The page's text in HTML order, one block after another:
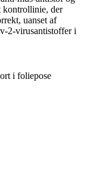
kontrollinie, der
uanset af
2-virusantistoffer i
i foliepose